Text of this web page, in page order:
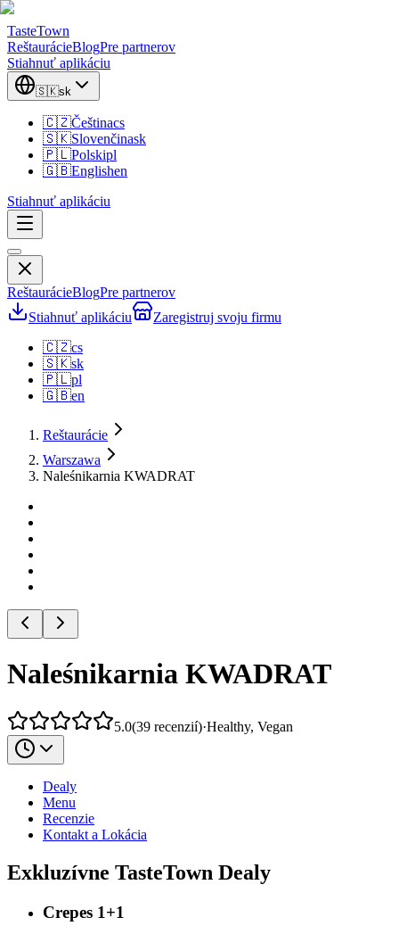
TasteTown
ReštaurácieBlogPre partnerov
Stiahnuť aplikáciu
🇸🇰sk
🇨🇿Češtinacs
🇸🇰Slovenčinask
🇵🇱Polskipl
🇬🇧Englishen
Stiahnuť aplikáciu
ReštaurácieBlogPre partnerov
Stiahnuť aplikáciu
Zaregistruj svoju firmu
🇨🇿cs
🇸🇰sk
🇵🇱pl
🇬🇧en
Reštaurácie
Warszawa
Naleśnikarnia KWADRAT
Naleśnikarnia KWADRAT
5.0(39 recenzií)·Healthy, Vegan
Dealy
Menu
Recenzie
Kontakt a Lokácia
Exkluzívne TasteTown Dealy
Crepes 1+1